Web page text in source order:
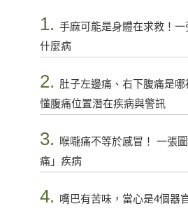
1. 手麻可能是身體在求救！
什麼病
2. 肚子左邊痛、右下腹痛是
懂腹痛位置潛在疾病與警訊
3.
喉嚨痛不等於感冒！ 一張
痛」疾病
4. 嘴巴有苦味，當心是4個器